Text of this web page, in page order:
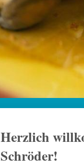
Herzlich
Schröder!